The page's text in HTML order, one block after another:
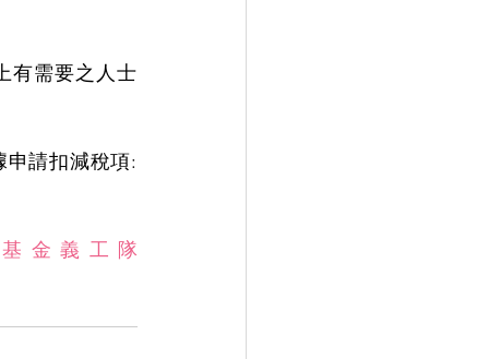
有需要之人士
請扣減稅項:
金義工隊